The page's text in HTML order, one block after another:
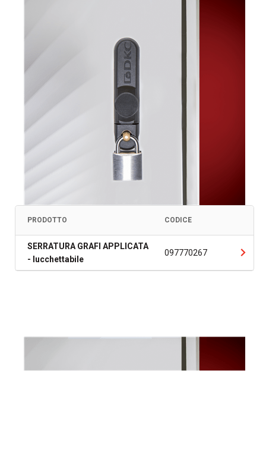
PRODOTTO CODICE
SERRATURA GRAFI APPLICATA
- lucchettabile
097770267